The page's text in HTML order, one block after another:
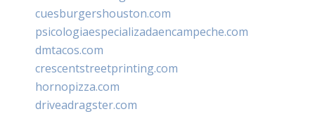
cuesburgershouston.com
psicologiaespecializadaencampeche.com
dmtacos.com
crescentstreetprinting.com
hornopizza.com
driveadragster.com